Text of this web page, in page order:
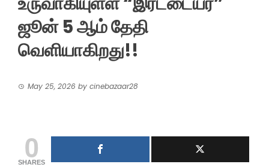
ஜூன் 5 ஆம் தேதி
வெளியாகிறது!!
May 25, 2026 by cinebazaar28
0
SHARES